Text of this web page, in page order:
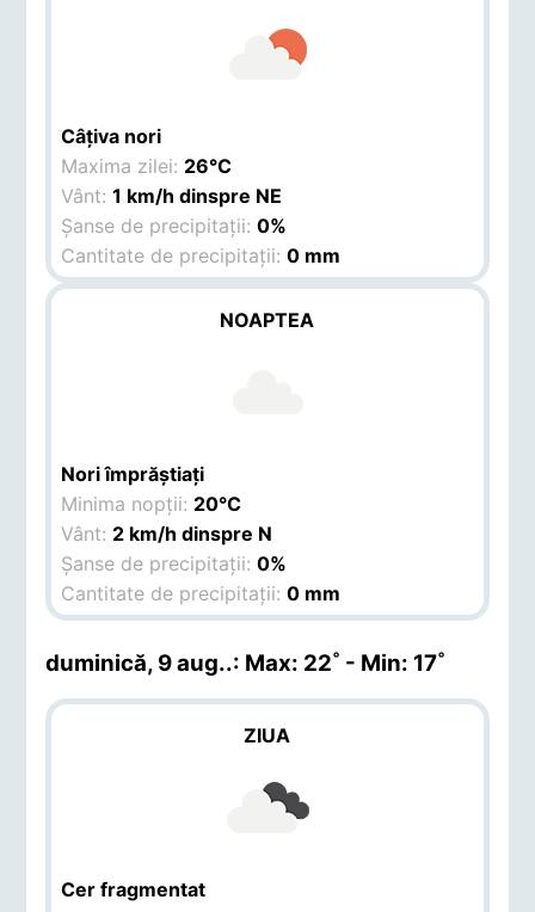
Câțiva nori
Maxima zilei: 26°C
Vânt:1 km/h dinspre NE
Șanse de precipitații:0%
Cantitate de precipitații:0 mm
NOAPTEA
Nori împrăștiați
Minima nopții: 20°C
Vânt: 2 km/h dinspre N
Șanse de precipitații:0%
Cantitate de precipitații:0 mm
duminică, 9 aug..: Max: 22˚ - Min: 17˚
ZIUA
Cer fragmentat